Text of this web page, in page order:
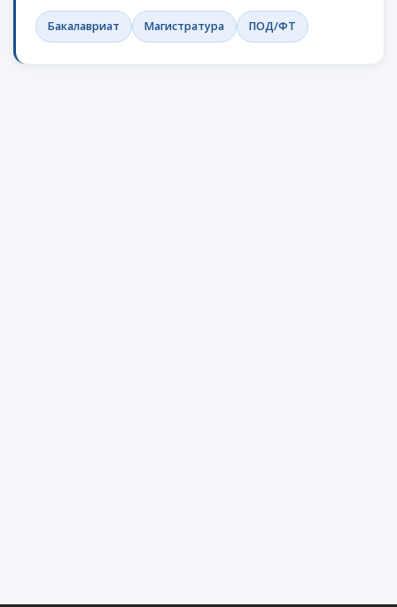
Бакалавриат Магистратура ПОД/ФТ